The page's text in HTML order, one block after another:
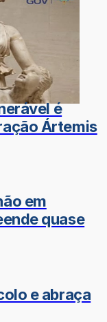
é
Ártemis
em
quase
e abraça